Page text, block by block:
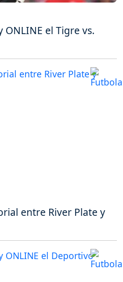
ONLINE el Tigre vs.
entre River Plate y